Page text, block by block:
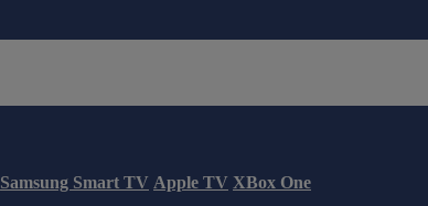
Samsung Smart TV Apple TV XBox One